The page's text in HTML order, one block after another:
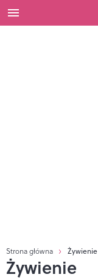
Strona główna Żywienie
Żywienie